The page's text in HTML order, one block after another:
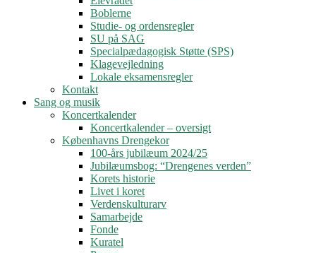
Boblerne
Studie- og ordensregler
SU på SAG
Specialpædagogisk Støtte (SPS)
Klagevejledning
Lokale eksamensregler
Kontakt
Sang og musik
Koncertkalender
Koncertkalender – oversigt
Københavns Drengekor
100-års jubilæum 2024/25
Jubilæumsbog: “Drengenes verden”
Korets historie
Livet i koret
Verdenskulturarv
Samarbejde
Fonde
Kuratel